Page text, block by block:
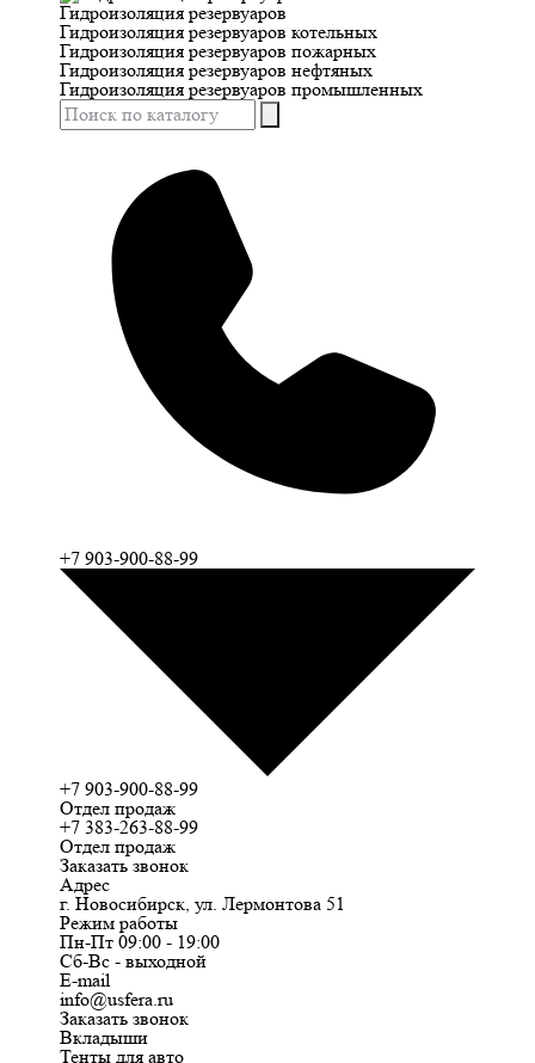
Гидроизоляция резервуаров
Гидроизоляция резервуаров котельных
Гидроизоляция резервуаров пожарных
Гидроизоляция резервуаров нефтяных
Гидроизоляция резервуаров промышленных
+7 903-900-88-99
+7 903-900-88-99
Отдел продаж
+7 383-263-88-99
Отдел продаж
Заказать звонок
Адрес
г. Новосибирск, ул. Лермонтова 51
Режим работы
Пн-Пт 09:00 - 19:00
Сб-Вс - выходной
E-mail
info@usfera.ru
Заказать звонок
Вкладыши
Тенты для авто